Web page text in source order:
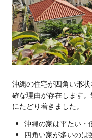
沖縄の住宅が四角い形
確な理由が存在します
にたどり着きました。
沖縄の家は平たい・
四角い家が多いのは